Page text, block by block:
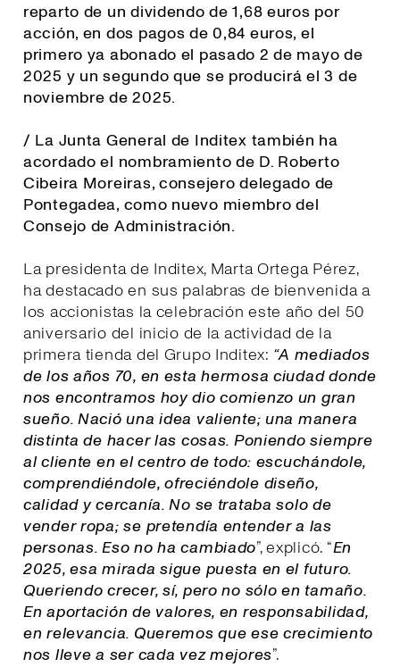
reparto de un dividendo de 1,68 euros por
acción, en dos pagos de 0,84 euros, el
primero ya abonado el pasado 2 de mayo de
2025 y un segundo que se producirá el 3 de
noviembre de 2025.
/ La Junta General de Inditex también ha
acordado el nombramiento de D. Roberto
Cibeira Moreiras, consejero delegado de
Pontegadea, como nuevo miembro del
Consejo de Administración.
La presidenta de Inditex, Marta Ortega Pérez,
ha destacado en sus palabras de bienvenida a
los accionistas la celebración este año del 50
aniversario del inicio de la actividad de la
primera tienda del Grupo Inditex: “A mediados
de los años 70, en esta hermosa ciudad donde
nos encontramos hoy dio comienzo un gran
sueño. Nació una idea valiente; una manera
distinta de hacer las cosas. Poniendo siempre
al cliente en el centro de todo: escuchándole,
comprendiéndole, ofreciéndole diseño,
calidad y cercanía. No se trataba solo de
vender ropa; se pretendía entender a las
personas. Eso no ha cambiado”, explicó. “En
2025, esa mirada sigue puesta en el futuro.
Queriendo crecer, sí, pero no sólo en tamaño.
En aportación de valores, en responsabilidad,
en relevancia. Queremos que ese crecimiento
nos lleve a ser cada vez mejores”.